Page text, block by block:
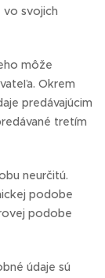
svojich
môže
Okrem
predávajúcim
tretím
neurčitú.
podobe
podobe
údaje sú